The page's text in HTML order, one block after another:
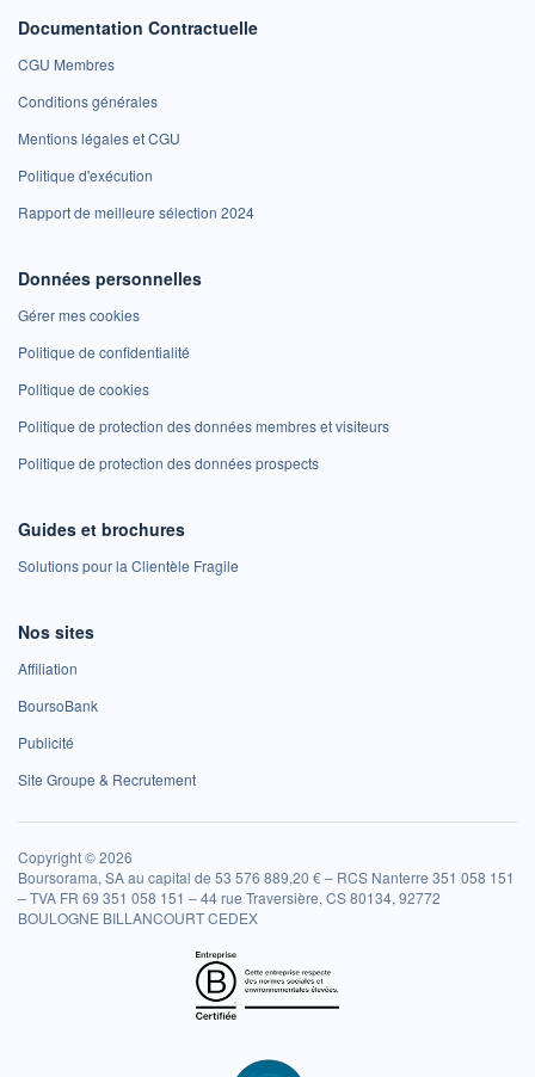
Documentation Contractuelle
CGU Membres
Conditions générales
Mentions légales et CGU
Politique d'exécution
Rapport de meilleure sélection 2024
Données personnelles
Gérer mes cookies
Politique de confidentialité
Politique de cookies
Politique de protection des données membres et visiteurs
Politique de protection des données prospects
Guides et brochures
Solutions pour la Clientèle Fragile
Nos sites
Affiliation
BoursoBank
Publicité
Site Groupe & Recrutement
Copyright © 2026
Boursorama, SA au capital de 53 576 889,20 € – RCS Nanterre 351 058 151
– TVA FR 69 351 058 151 – 44 rue Traversière, CS 80134, 92772
BOULOGNE BILLANCOURT CEDEX